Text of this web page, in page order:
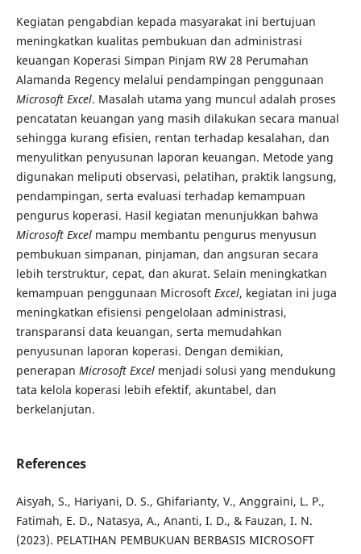
Kegiatan pengabdian kepada masyarakat ini bertujuan
meningkatkan kualitas pembukuan dan administrasi
keuangan Koperasi Simpan Pinjam RW 28 Perumahan
Alamanda Regency melalui pendampingan penggunaan
Microsoft Excel. Masalah utama yang muncul adalah proses
pencatatan keuangan yang masih dilakukan secara manual
sehingga kurang efisien, rentan terhadap kesalahan, dan
menyulitkan penyusunan laporan keuangan. Metode yang
digunakan meliputi observasi, pelatihan, praktik langsung,
pendampingan, serta evaluasi terhadap kemampuan
pengurus koperasi. Hasil kegiatan menunjukkan bahwa
Microsoft Excelmampu membantu pengurus menyusun
pembukuan simpanan, pinjaman, dan angsuran secara
lebih terstruktur, cepat, dan akurat. Selain meningkatkan
kemampuan penggunaan Microsoft Excel, kegiatan ini juga
meningkatkan efisiensi pengelolaan administrasi,
transparansi data keuangan, serta memudahkan
penyusunan laporan koperasi. Dengan demikian,
penerapan Microsoft Excelmenjadi solusi yang mendukung
tata kelola koperasi lebih efektif, akuntabel, dan
berkelanjutan.
References
Aisyah, S., Hariyani, D. S., Ghifarianty, V., Anggraini, L. P.,
Fatimah, E. D., Natasya, A., Ananti, I. D., & Fauzan, I. N.
(2023). PELATIHAN PEMBUKUAN BERBASIS MICROSOFT